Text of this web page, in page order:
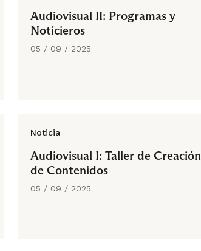
Audiovisual II: Programas y
Noticieros
05 / 09 / 2025
Noticia
Audiovisual I: Taller de Creación
de Contenidos
05 / 09 / 2025